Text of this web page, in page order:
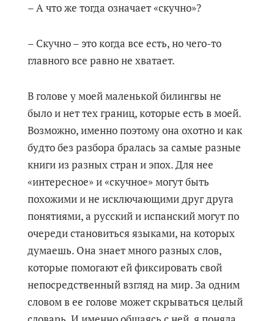
– А что же тогда означает «скучно»?
– Скучно – это когда все есть, но чего-то
главного все равно не хватает.
В голове у моей маленькой билингвы не
было и нет тех границ, которые есть в моей.
Возможно, именно поэтому она охотно и как
будто без разбора бралась за самые разные
книги из разных стран и эпох. Для нее
«интересное» и «скучное» могут быть
похожими и не исключающими друг друга
понятиями, а русский и испанский могут по
очереди становиться языками, на которых
думаешь. Она знает много разных слов,
которые помогают ей фиксировать свой
непосредственный взгляд на мир. За одним
словом в ее голове может скрываться целый